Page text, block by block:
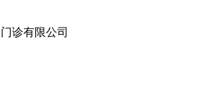
诊有限公司